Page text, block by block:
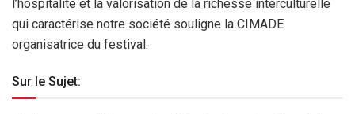
l’hospitalité et la valorisation de la richesse interculturelle
qui caractérise notre société souligne la CIMADE
organisatrice du festival.
Sur le Sujet: